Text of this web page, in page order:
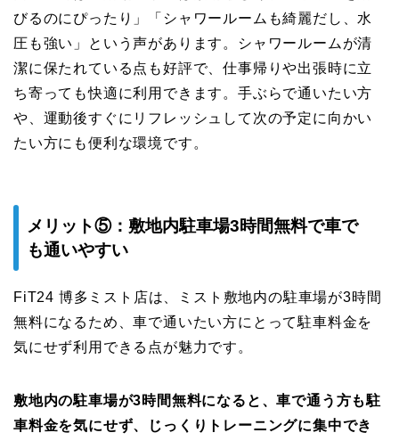
びるのにぴったり」「シャワールームも綺麗だし、水
圧も強い」という声があります。シャワールームが清
潔に保たれている点も好評で、仕事帰りや出張時に立
ち寄っても快適に利用できます。手ぶらで通いたい方
や、運動後すぐにリフレッシュして次の予定に向かい
たい方にも便利な環境です。
メリット⑤：敷地内駐車場3時間無料で車で
も通いやすい
FiT24 博多ミスト店は、ミスト敷地内の駐車場が3時間
無料になるため、車で通いたい方にとって駐車料金を
気にせず利用できる点が魅力です。
敷地内の駐車場が3時間無料になると、車で通う方も駐
車料金を気にせず、じっくりトレーニングに集中でき